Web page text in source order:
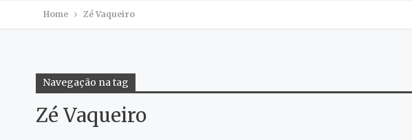
Home Zé Vaqueiro
Navegação na tag
Zé Vaqueiro